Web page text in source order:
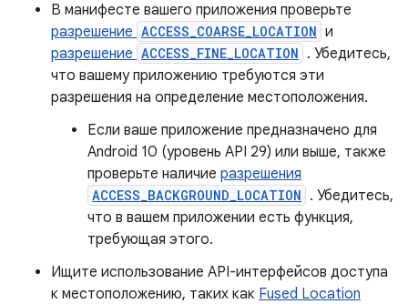
В манифесте вашего приложения проверьте
разрешение ACCESS_COARSE_LOCATION и
разрешение ACCESS_FINE_LOCATION . Убедитесь,
что вашему приложению требуются эти
разрешения на определение местоположения.
Если ваше приложение предназначено для
Android 10 (уровень API 29) или выше, также
проверьте наличие разрешения
ACCESS_BACKGROUND_LOCATION . Убедитесь,
что в вашем приложении есть функция,
требующая этого.
Ищите использование API-интерфейсов доступа
к местоположению, таких как Fused Location